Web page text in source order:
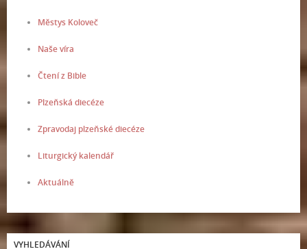
Městys Koloveč
Naše víra
Čtení z Bible
Plzeňská diecéze
Zpravodaj plzeňské diecéze
Liturgický kalendář
Aktuálně
VYHLEDÁVÁNÍ